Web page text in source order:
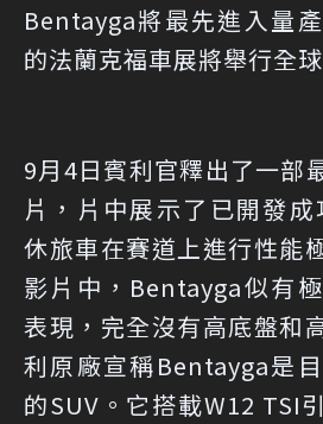
Bentayga將最先進入量
的法蘭克福車展將舉行全
9月4日賓利官釋出了一部
片，片中展示了已開發
休旅車在賽道上進行性能
影片中，Bentayga似有
表現，完全沒有高底盤和
利原廠宣稱Bentayga是
的SUV。它搭載W12 TSI